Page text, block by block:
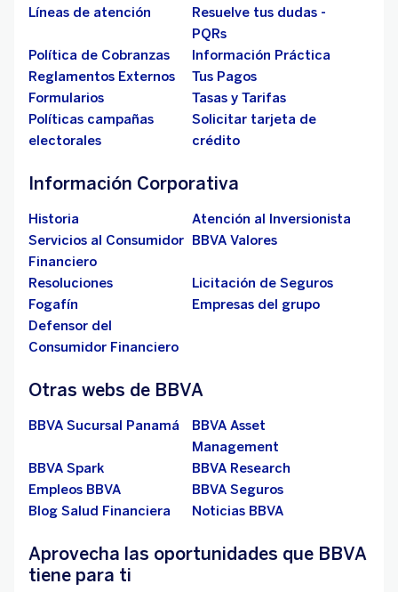
Líneas de atención
Resuelve tus dudas -
PQRs
Política de Cobranzas
Información Práctica
Reglamentos Externos
Tus Pagos
Formularios
Tasas y Tarifas
Políticas campañas
electorales
Solicitar tarjeta de
crédito
Información Corporativa
Historia
Atención al Inversionista
Servicios al Consumidor
Financiero
BBVA Valores
Resoluciones
Licitación de Seguros
Fogafín
Empresas del grupo
Defensor del
Consumidor Financiero
Otras webs de BBVA
BBVA Sucursal Panamá
BBVA Asset
Management
BBVA Spark
BBVA Research
Empleos BBVA
BBVA Seguros
Blog Salud Financiera
Noticias BBVA
Aprovecha las oportunidades que BBVA
tiene para ti